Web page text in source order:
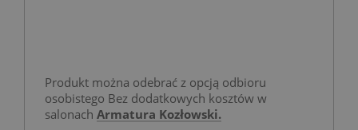
Produkt można odebrać z opcją odbioru
osobistego Bez dodatkowych kosztów w
salonach Armatura Kozłowski.